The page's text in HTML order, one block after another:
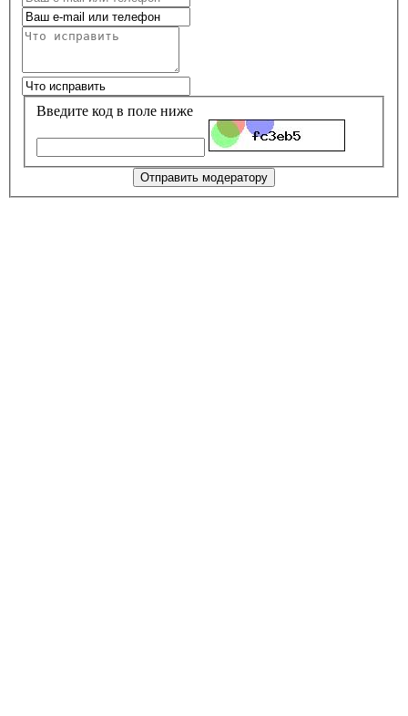
Введите код в поле ниже
Отправить модератору